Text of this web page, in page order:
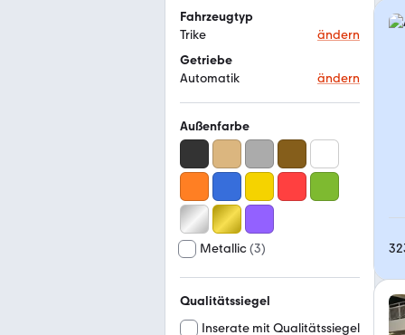
Fahrzeugtyp
Trike
ändern
Getriebe
Automatik
ändern
Außenfarbe
Metallic(3)
Qualitätssiegel
Inserate mit Qualitätssiegel